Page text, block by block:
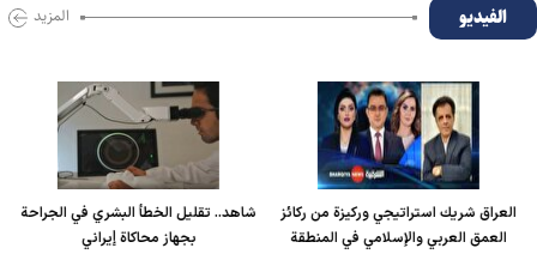
الفیدیو المزید
العراق شريك استراتيجي وركيزة من ركائز
العمق العربي والإسلامي في المنطقة
شاهد.. تقليل الخطأ البشري في الجراحة
بجهاز محاكاة إيراني